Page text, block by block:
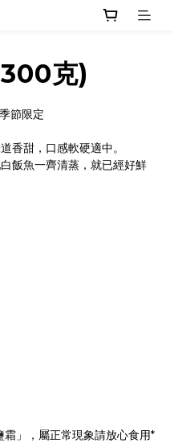
克)
節限定
香甜，口感軟硬適中。
飯魚一齊清蒸，就已經好鮮
」，屬正常現象請放心食用*